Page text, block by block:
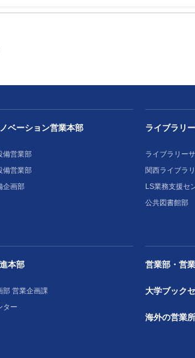
ベーション営業本部
備営業部
備営業部
企画部
ライブラリ
ライブラリー
関西ライブラ
LS業務支援セ
公共図書館部
本部
部 営業企画課
ター
営業部・営
大学ブック
海外の営業所